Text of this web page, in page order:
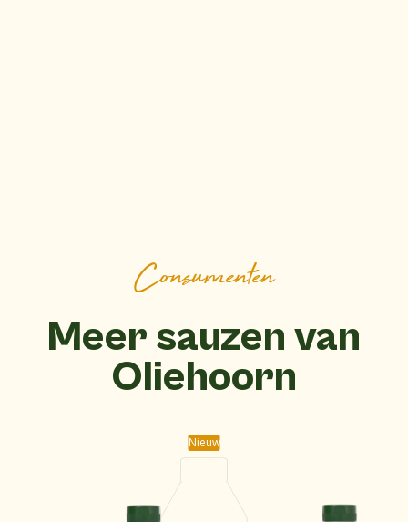
Consumenten
Meer sauzen van
Oliehoorn
Nieuw